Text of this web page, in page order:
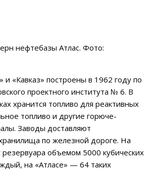
нефтебазы Атлас. Фото:
и «Кавказ» построены в 1962 году по
проектного института № 6. В
хранится топливо для реактивных
топливо и другие горюче-
Заводы доставляют
по железной дороге. На
резервуара объемом 5000 кубических
на «Атласе» — 64 таких